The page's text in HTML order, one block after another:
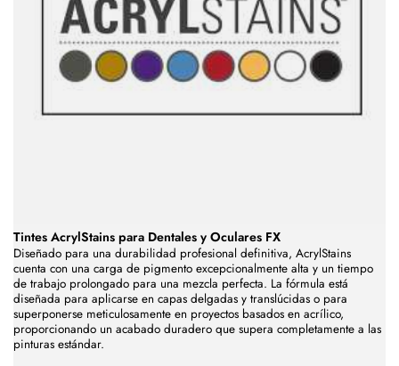
Tintes AcrylStains para Dentales y Oculares FX
Diseñado para una durabilidad profesional definitiva, AcrylStains
cuenta con una carga de pigmento excepcionalmente alta y un tiempo
de trabajo prolongado para una mezcla perfecta. La fórmula está
diseñada para aplicarse en capas delgadas y translúcidas o para
superponerse meticulosamente en proyectos basados en acrílico,
proporcionando un acabado duradero que supera completamente a las
pinturas estándar.